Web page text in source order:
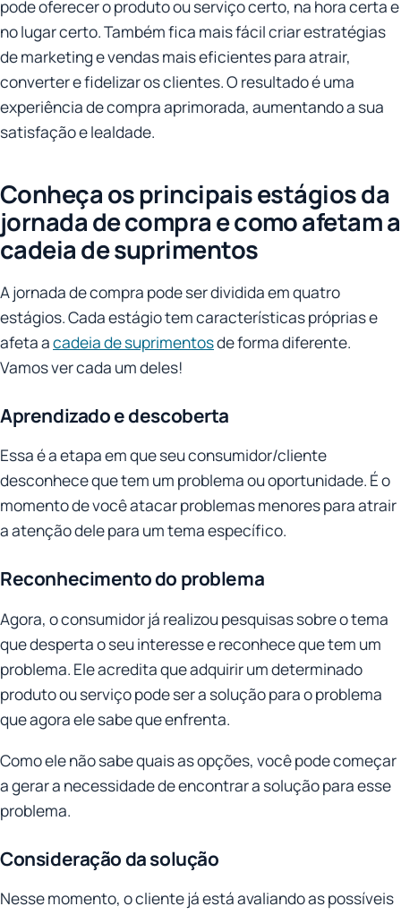
pode oferecer o produto ou serviço certo, na hora certa e
no lugar certo. Também fica mais fácil criar estratégias
de marketing e vendas mais eficientes para atrair,
converter e fidelizar os clientes. O resultado é uma
experiência de compra aprimorada, aumentando a sua
satisfação e lealdade.
Conheça os principais estágios da
jornada de compra e como afetam a
cadeia de suprimentos
A jornada de compra pode ser dividida em quatro
estágios. Cada estágio tem características próprias e
afeta acadeia de suprimentosde forma diferente.
Vamos ver cada um deles!
Aprendizado e descoberta
Essa é a etapa em que seu consumidor/cliente
desconhece que tem um problema ou oportunidade. É o
momento de você atacar problemas menores para atrair
a atenção dele para um tema específico.
Reconhecimento do problema
Agora, o consumidor já realizou pesquisas sobre o tema
que desperta o seu interesse e reconhece que tem um
problema. Ele acredita que adquirir um determinado
produto ou serviço pode ser a solução para o problema
que agora ele sabe que enfrenta.
Como ele não sabe quais as opções, você pode começar
a gerar a necessidade de encontrar a solução para esse
problema.
Consideração da solução
Nesse momento, o cliente já está avaliando as possíveis